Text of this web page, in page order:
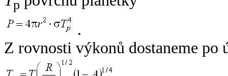
p
.
Z rovnosti výkonů dostaneme po